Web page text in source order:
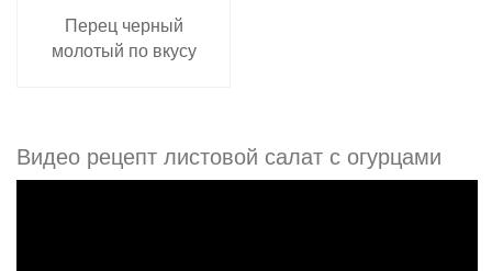
Перец черный
молотый по вкусу
Видео рецепт листовой салат с огурцами